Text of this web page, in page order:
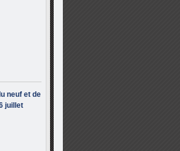
neuf et de
juillet